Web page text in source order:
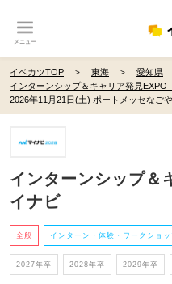
メニュー
イベカツTOP 東海 愛知県
インターンシップ＆キャリア発見
2026年11月21日(土) ポートメッセなごや
インターンシップ
イナビ
全般 インターン・体験・ワークショ
2027年卒 2028年卒 2029年卒